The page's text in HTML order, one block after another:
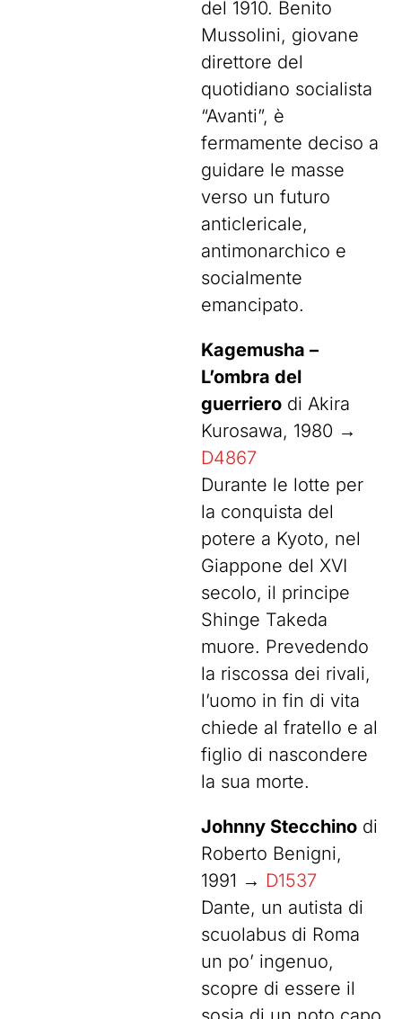
del 1910. Benito
Mussolini, giovane
direttore del
quotidiano socialista
“Avanti”, è
fermamente deciso a
guidare le masse
verso un futuro
anticlericale,
antimonarchico e
socialmente
emancipato.
Kagemusha –
L’ombra del
guerriero di Akira
Kurosawa, 1980 →
D4867
Durante le lotte per
la conquista del
potere a Kyoto, nel
Giappone del XVI
secolo, il principe
Shinge Takeda
muore. Prevedendo
la riscossa dei rivali,
l’uomo in fin di vita
chiede al fratello e al
figlio di nascondere
la sua morte.
Johnny Stecchino di
Roberto Benigni,
1991 → D1537
Dante, un autista di
scuolabus di Roma
un po’ ingenuo,
scopre di essere il